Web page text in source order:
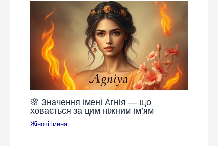
🌸 Значення імені Агнія — що
ховається за цим ніжним ім’ям
Жіночі імена